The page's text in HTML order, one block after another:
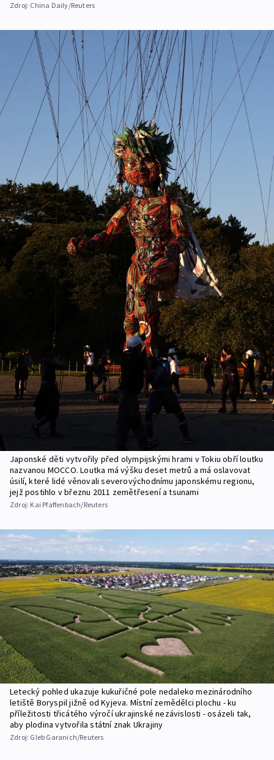
Zdroj: China Daily/Reuters
Japonské děti vytvořily před olympijskými hrami v Tokiu obří loutku
nazvanou MOCCO. Loutka má výšku deset metrů a má oslavovat
úsilí, které lidé věnovali severovýchodnímu japonskému regionu,
jejž postihlo v březnu 2011 zemětřesení a tsunami
Zdroj: Kai Pfaffenbach/Reuters
Letecký pohled ukazuje kukuřičné pole nedaleko mezinárodního
letiště Boryspil jižně od Kyjeva. Místní zemědělci plochu - ku
příležitosti třicátého výročí ukrajinské nezávislosti - osázeli tak,
aby plodina vytvořila státní znak Ukrajiny
Zdroj: Gleb Garanich/Reuters